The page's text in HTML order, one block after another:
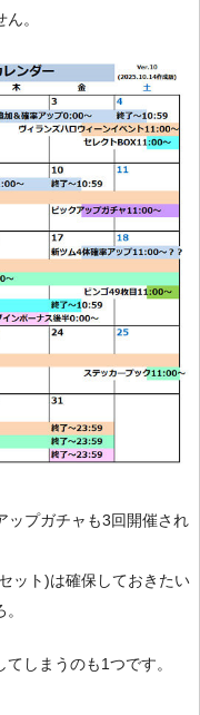
。
ップガチャも3回開催され
ット)は確保しておきたい
しまうのも1つです。